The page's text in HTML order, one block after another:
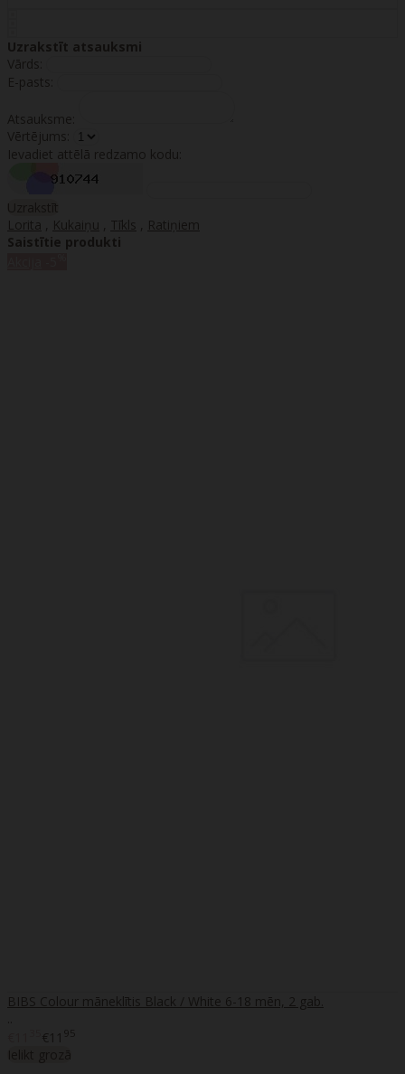
Uzrakstīt atsauksmi
Vārds:
E-pasts:
Atsauksme:
Vērtējums:
Ievadiet attēlā redzamo kodu:
Uzrakstīt
Lorita , Kukaiņu , Tīkls , Ratiņiem
Saistītie produkti
BIBS Colour māneklītis Black / White 6-18 mēn, 2 gab.
€11 95
Ielikt grozā